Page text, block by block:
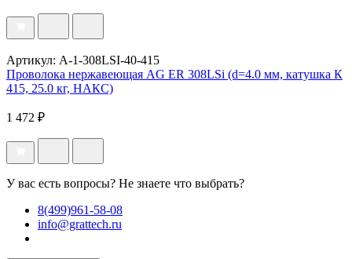
Артикул: A-1-308LSI-40-415
Проволока нержавеющая AG ER 308LSi (d=4.0 мм, катушка К
415, 25.0 кг, НАКС)
1 472 ₽
У вас есть вопросы? Не знаете что выбрать?
8(499)961-58-08
info@grattech.ru